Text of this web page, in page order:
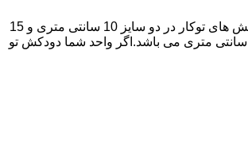
۴-سایز دودکش واحد:اگر واحد شما دارای دودکش تو کار تا پشت بام می باشد سایز این دودکش تعیین کننده نوع آبگرمکن دیواری انتخابی شما می باشد.در کل دودکش های توکار در دو سایز 10 سانتی متری و 15
سانتی متری می باشد به عبارت دیگر قطر دودکش داخل کار این ابعاد می باشد.برای اینکه بهتر بتوانیم منظورمان را برسانیم دودکش های سایز دودکش بخاری 10 سانتی متری می باشد.اگر واحد شما دودکش تو